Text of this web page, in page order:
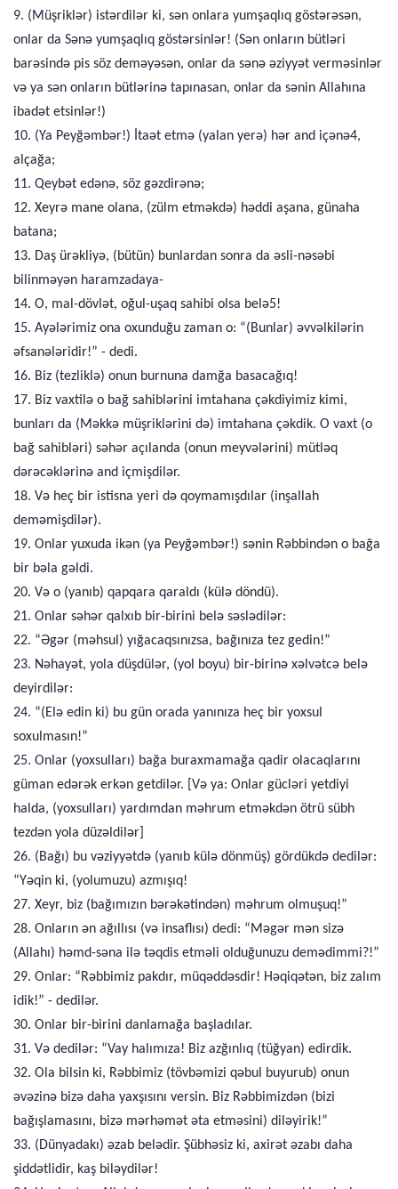
9. (Müşriklər) istərdilər ki, sən onlara yumşaqlıq göstərəsən,
onlar da Sənə yumşaqlıq göstərsinlər! (Sən onların bütləri
barəsində pis söz deməyəsən, onlar da sənə əziyyət verməsinlər
və ya sən onların bütlərinə tapınasan, onlar da sənin Allahına
ibadət etsinlər!)
10. (Ya Peyğəmbər!) İtaət etmə (yalan yerə) hər and içənə4,
alçağa;
11. Qeybət edənə, söz gəzdirənə;
12. Xeyrə mane olana, (zülm etməkdə) həddi aşana, günaha
batana;
13. Daş ürəkliyə, (bütün) bunlardan sonra da əsli-nəsəbi
bilinməyən haramzadaya-
14. O, mal-dövlət, oğul-uşaq sahibi olsa belə5!
15. Ayələrimiz ona oxunduğu zaman o: “(Bunlar) əvvəlkilərin
əfsanələridir!” - dedi.
16. Biz (tezliklə) onun burnuna damğa basacağıq!
17. Biz vaxtilə o bağ sahiblərini imtahana çəkdiyimiz kimi,
bunları da (Məkkə müşriklərini də) imtahana çəkdik. O vaxt (o
bağ sahibləri) səhər açılanda (onun meyvələrini) mütləq
dərəcəklərinə and içmişdilər.
18. Və heç bir istisna yeri də qoymamışdılar (inşallah
deməmişdilər).
19. Onlar yuxuda ikən (ya Peyğəmbər!) sənin Rəbbindən o bağa
bir bəla gəldi.
20. Və o (yanıb) qapqara qaraldı (külə döndü).
21. Onlar səhər qalxıb bir-birini belə səslədilər:
22. “Əgər (məhsul) yığacaqsınızsa, bağınıza tez gedin!”
23. Nəhayət, yola düşdülər, (yol boyu) bir-birinə xəlvətcə belə
deyirdilər:
24. “(Elə edin ki) bu gün orada yanınıza heç bir yoxsul
soxulmasın!”
25. Onlar (yoxsulları) bağa buraxmamağa qadir olacaqlarını
güman edərək erkən getdilər. [Və ya: Onlar gücləri yetdiyi
halda, (yoxsulları) yardımdan məhrum etməkdən ötrü sübh
tezdən yola düzəldilər]
26. (Bağı) bu vəziyyətdə (yanıb külə dönmüş) gördükdə dedilər:
“Yəqin ki, (yolumuzu) azmışıq!
27. Xeyr, biz (bağımızın bərəkətindən) məhrum olmuşuq!”
28. Onların ən ağıllısı (və insaflısı) dedi: “Məgər mən sizə
(Allahı) həmd-səna ilə təqdis etməli olduğunuzu demədimmi?!”
29. Onlar: “Rəbbimiz pakdır, müqəddəsdir! Həqiqətən, biz zalım
idik!” - dedilər.
30. Onlar bir-birini danlamağa başladılar.
31. Və dedilər: “Vay halımıza! Biz azğınlıq (tüğyan) edirdik.
32. Ola bilsin ki, Rəbbimiz (tövbəmizi qəbul buyurub) onun
əvəzinə bizə daha yaxşısını versin. Biz Rəbbimizdən (bizi
bağışlamasını, bizə mərhəmət əta etməsini) diləyirik!”
33. (Dünyadakı) əzab belədir. Şübhəsiz ki, axirət əzabı daha
şiddətlidir, kaş biləydilər!